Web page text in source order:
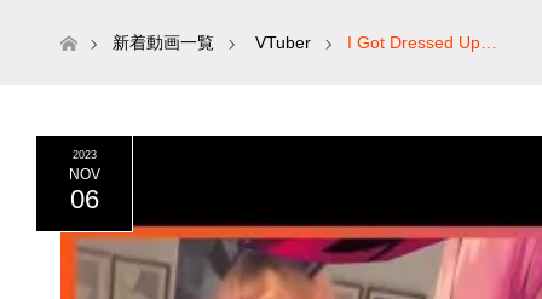
ホーム新着動画一覧 VTuber I Got Dressed Up…
2023
NOV
06